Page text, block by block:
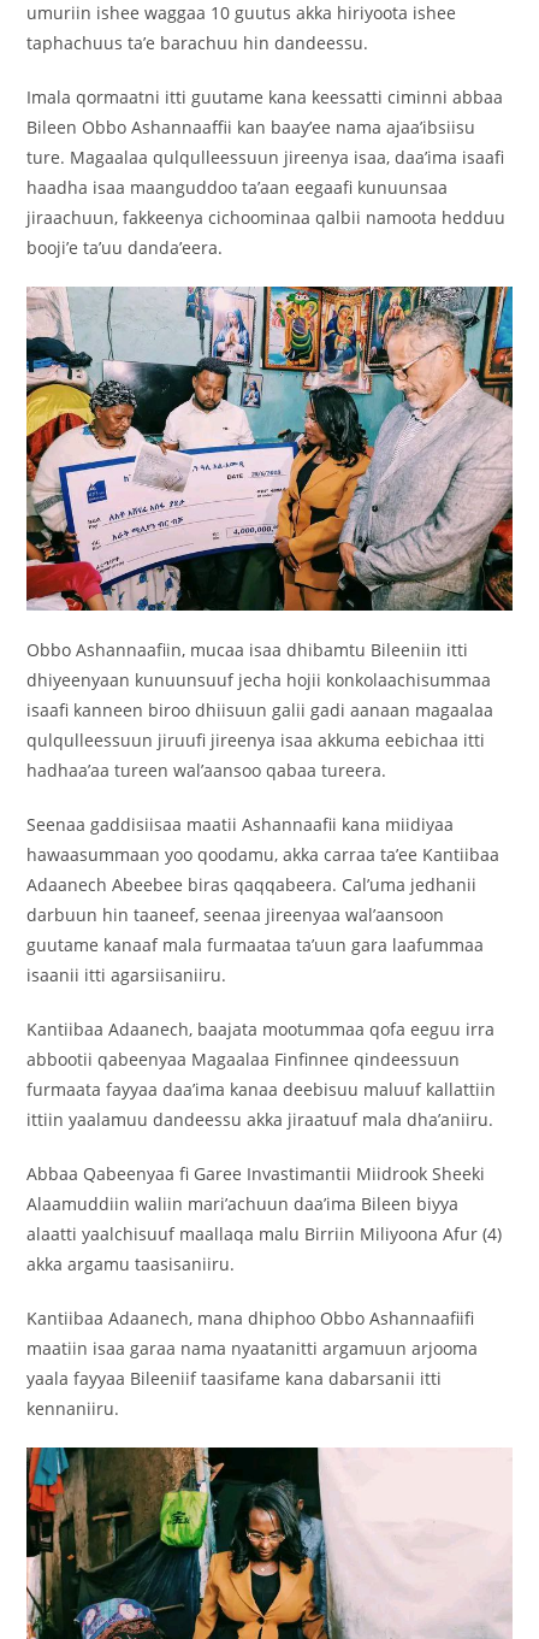
umuriin ishee waggaa 10 guutus akka hiriyoota ishee
taphachuus ta’e barachuu hin dandeessu.
Imala qormaatni itti guutame kana keessatti ciminni abbaa
Bileen Obbo Ashannaaffii kan baay’ee nama ajaa’ibsiisu
ture. Magaalaa qulqulleessuun jireenya isaa, daa’ima isaafi
haadha isaa maanguddoo ta’aan eegaafi kunuunsaa
jiraachuun, fakkeenya cichoominaa qalbii namoota hedduu
booji’e ta’uu danda’eera.
Obbo Ashannaafiin, mucaa isaa dhibamtu Bileeniin itti
dhiyeenyaan kunuunsuuf jecha hojii konkolaachisummaa
isaafi kanneen biroo dhiisuun galii gadi aanaan magaalaa
qulqulleessuun jiruufi jireenya isaa akkuma eebichaa itti
hadhaa’aa tureen wal’aansoo qabaa tureera.
Seenaa gaddisiisaa maatii Ashannaafii kana miidiyaa
hawaasummaan yoo qoodamu, akka carraa ta’ee Kantiibaa
Adaanech Abeebee biras qaqqabeera. Cal’uma jedhanii
darbuun hin taaneef, seenaa jireenyaa wal’aansoon
guutame kanaaf mala furmaataa ta’uun gara laafummaa
isaanii itti agarsiisaniiru.
Kantiibaa Adaanech, baajata mootummaa qofa eeguu irra
abbootii qabeenyaa Magaalaa Finfinnee qindeessuun
furmaata fayyaa daa’ima kanaa deebisuu maluuf kallattiin
ittiin yaalamuu dandeessu akka jiraatuuf mala dha’aniiru.
Abbaa Qabeenyaa fi Garee Invastimantii Miidrook Sheeki
Alaamuddiin waliin mari’achuun daa’ima Bileen biyya
alaatti yaalchisuuf maallaqa malu Birriin Miliyoona Afur (4)
akka argamu taasisaniiru.
Kantiibaa Adaanech, mana dhiphoo Obbo Ashannaafiifi
maatiin isaa garaa nama nyaatanitti argamuun arjooma
yaala fayyaa Bileeniif taasifame kana dabarsanii itti
kennaniiru.